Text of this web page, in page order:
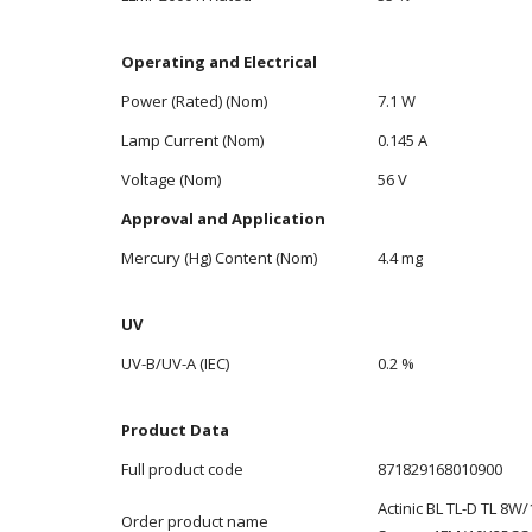
Operating and Electrical
Power (Rated) (Nom)
7.1 W
Lamp Current (Nom)
0.145 A
Voltage (Nom)
56 V
Approval and Application
Mercury (Hg) Content (Nom)
4.4 mg
UV
UV-B/UV-A (IEC)
0.2 %
Product Data
Full product code
871829168010900
Order product name
Actinic BL TL-D TL